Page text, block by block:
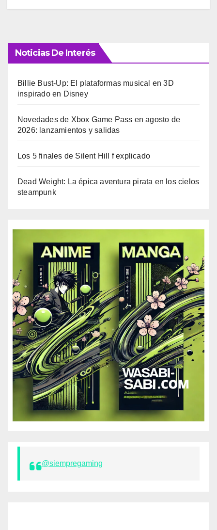
Noticias De Interés
Billie Bust-Up: El plataformas musical en 3D
inspirado en Disney
Novedades de Xbox Game Pass en agosto de
2026: lanzamientos y salidas
Los 5 finales de Silent Hill f explicado
Dead Weight: La épica aventura pirata en los cielos
steampunk
@siempregaming